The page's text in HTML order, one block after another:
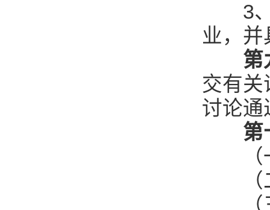
3、
业，并
第
交有关
讨论通
第
（一
（二
（三